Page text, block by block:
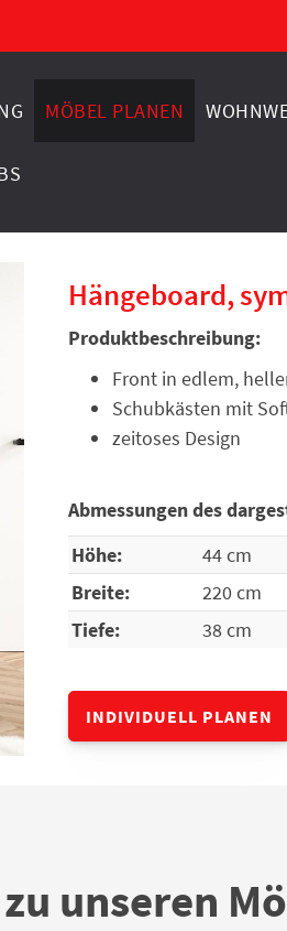
MÖBEL PLANEN
Hängeboard,
Produktbeschreibung:
Front in edlem,
Schubkästen mit
zeitoses Design
Abmessungen des
Höhe:
44 cm
Breite:
220 cm
Tiefe:
38 cm
INDIVIDUELL PLANEN
unseren